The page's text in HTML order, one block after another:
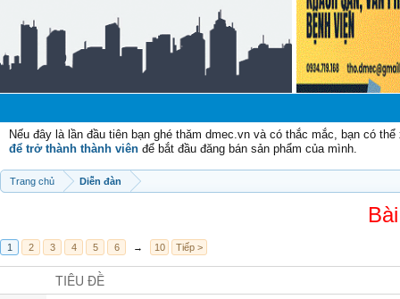
Nếu đây là lần đầu tiên bạn ghé thăm dmec.vn và có thắc mắc, bạn có
để trở thành thành viên để bắt đầu đăng bán sản phẩm của mình.
Trang chủ Diễn đàn
1 2 3 4 5 6 → 10 Tiếp >
TIÊU ĐỀ